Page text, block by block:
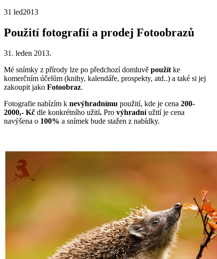
31 led2013
Použití fotografií a prodej Fotoobrazů
31. leden 2013.
Mé snímky z přírody lze po předchozí domluvě použít ke
komerčním účelům (knihy, kalendáře, prospekty, atd..) a také si jej
zakoupit jako Fotoobraz.
Fotografie nabízím k nevýhradnímu použití, kde je cena 200-
2000,- Kč dle konkrétního užití. Pro výhradníužití je cena
navýšena o 100% a snímek bude stažen z nabídky.